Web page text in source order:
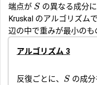
端点が S の異なる成分
Kruskal のアルゴリズムで
辺の中で重みが最小のも
アルゴリズム 3
反復ごとに、 S の成